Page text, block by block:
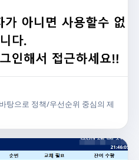
탕으로 정책/우선순위 중심의 제